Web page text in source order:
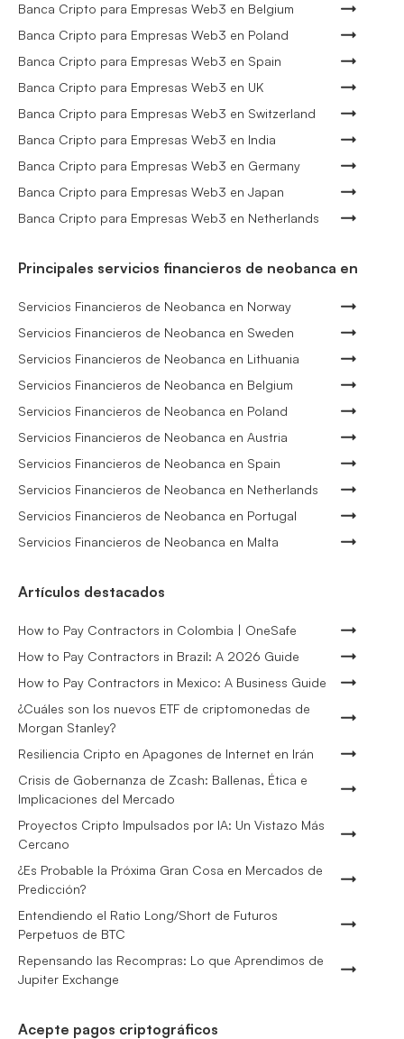
Banca Cripto para Empresas Web3 en Belgium
Banca Cripto para Empresas Web3 en Poland
Banca Cripto para Empresas Web3 en Spain
Banca Cripto para Empresas Web3 en UK
Banca Cripto para Empresas Web3 en Switzerland
Banca Cripto para Empresas Web3 en India
Banca Cripto para Empresas Web3 en Germany
Banca Cripto para Empresas Web3 en Japan
Banca Cripto para Empresas Web3 en Netherlands
Principales servicios financieros de neobanca en
Servicios Financieros de Neobanca en Norway
Servicios Financieros de Neobanca en Sweden
Servicios Financieros de Neobanca en Lithuania
Servicios Financieros de Neobanca en Belgium
Servicios Financieros de Neobanca en Poland
Servicios Financieros de Neobanca en Austria
Servicios Financieros de Neobanca en Spain
Servicios Financieros de Neobanca en Netherlands
Servicios Financieros de Neobanca en Portugal
Servicios Financieros de Neobanca en Malta
Artículos destacados
How to Pay Contractors in Colombia | OneSafe
How to Pay Contractors in Brazil: A 2026 Guide
How to Pay Contractors in Mexico: A Business Guide
¿Cuáles son los nuevos ETF de criptomonedas de
Morgan Stanley?
Resiliencia Cripto en Apagones de Internet en Irán
Crisis de Gobernanza de Zcash: Ballenas, Ética e
Implicaciones del Mercado
Proyectos Cripto Impulsados por IA: Un Vistazo Más
Cercano
¿Es Probable la Próxima Gran Cosa en Mercados de
Predicción?
Entendiendo el Ratio Long/Short de Futuros
Perpetuos de BTC
Repensando las Recompras: Lo que Aprendimos de
Jupiter Exchange
Acepte pagos criptográficos